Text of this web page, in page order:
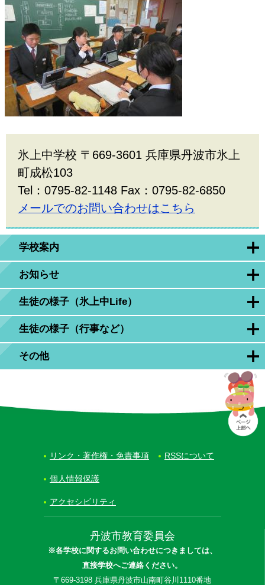
学校案内
お知らせ
生徒の様子（氷上中Life）
生徒の様子（行事など）
その他
氷上中学校 〒669-3601 兵庫県丹波市氷上
町成松103
Tel：0795-82-1148 Fax：0795-82-6850
メールでのお問い合わせはこちら
丹波市教育委員会
※各学校に関するお問い合わせにつきましては、
直接学校へご連絡ください。
〒669-3198 兵庫県丹波市山南町谷川1110番地
リンク・著作権・免責事項 RSSについて
個人情報保護
アクセシビリティ